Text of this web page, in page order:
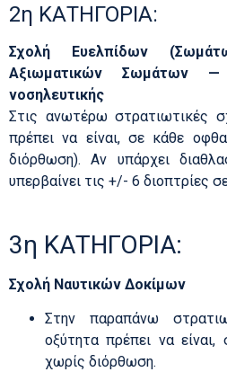
2η ΚΑΤΗΓΟΡΙΑ:
Σχολή Ευελπίδων
Αξιωματικών Σωμάτων —
νοσηλευτικής
Στις ανωτέρω στρατιωτικές
πρέπει να είναι, σε κάθε
διόρθωση). Αν υπάρχει
υπερβαίνει τις +/- 6 διοπτρίες
3η ΚΑΤΗΓΟΡΙΑ:
Σχολή Ναυτικών Δοκίμων
Στην παραπάνω
οξύτητα πρέπει να
χωρίς διόρθωση.